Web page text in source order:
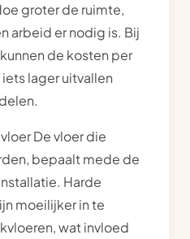
groter de ruimte,
arbeid er nodig is. Bij
de kosten per
lager uitvallen
De vloer die
bepaalt mede de
Harde
moeilijker in te
wat invloed